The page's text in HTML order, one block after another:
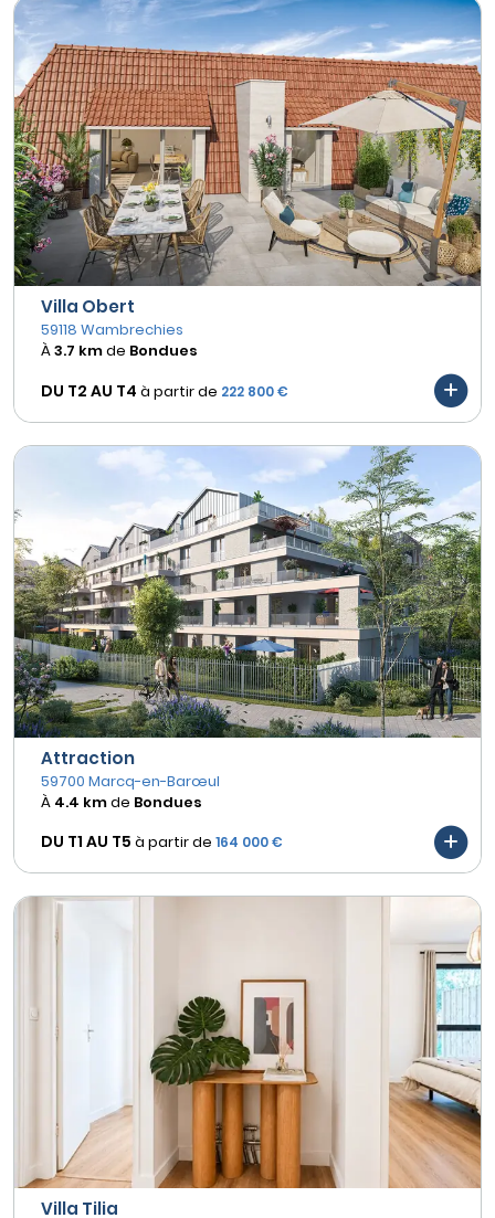
Villa Obert
59118 Wambrechies
À3.7 kmde Bondues
DU T2 AU T4 à partir de 222 800 €
Attraction
59700 Marcq-en-Barœul
À 4.4 kmde Bondues
DU T1 AU T5 à partir de 164 000 €
Villa Tilia